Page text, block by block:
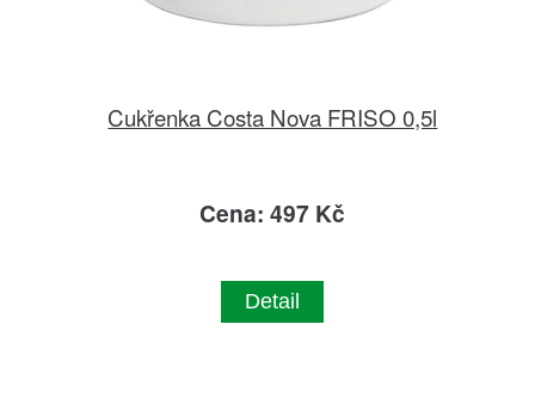
Cukřenka Costa Nova FRISO 0,5l
Cena: 497 Kč
Detail